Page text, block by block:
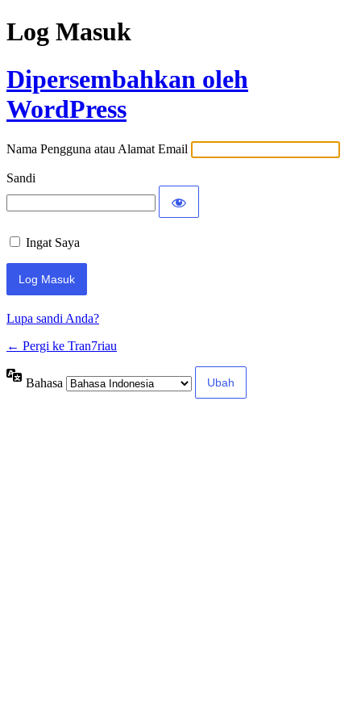
Log Masuk
Dipersembahkan oleh
WordPress
Nama Pengguna atau Alamat Email
Sandi
Ingat Saya
Lupa sandi Anda?
← Pergi ke Tran7riau
Bahasa